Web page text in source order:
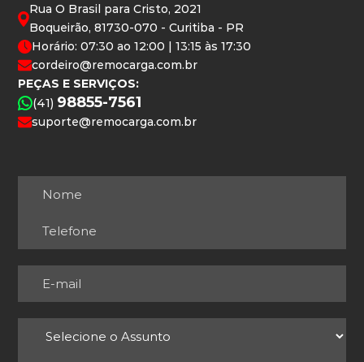
Rua O Brasil para Cristo, 2021
Boqueirão, 81730-070 - Curitiba - PR
Horário: 07:30 ao 12:00 | 13:15 às 17:30
cordeiro@remocarga.com.br
PEÇAS E SERVIÇOS:
(41) 98855-7561
suporte@remocarga.com.br